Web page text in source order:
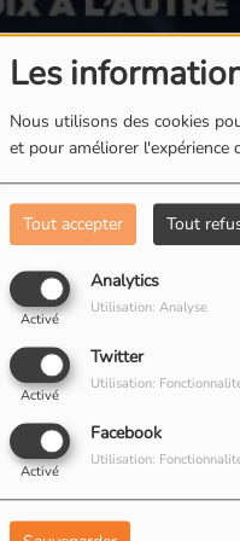
Les
Nous utilisons des cookies
et pour améliorer l'expérience
Tout accepter Tout
Analytics
Activé
Utilisation: Analyse
Twitter
Activé
Utilisation:
Facebook
Activé
Utilisation:
thématique de cette
est bien de